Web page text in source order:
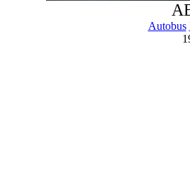
Autobus